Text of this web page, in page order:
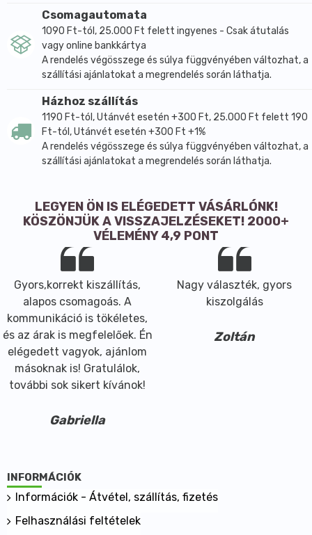
a betegtájékoztatóban fel nem sorolt, bármely
lehetséges mellékhatásra is vonatkozik.
Feltétlenül tájékoztassa kezelőorvosát, ha tünetei
nem enyhülnek, vagy éppen súlyosbodnak!
Tulajdonság, hatás:
Gyógyszernek nem minősülő gyógyhatású
készítmény, melynek hatását népgyógyászati
tapasztalatok igazolják. Népgyógyászati
tapasztalatok szerint már csecsemőkorban
alkalmazható, pl. a hasfájás, bélgázosság tüneteinek
Mi a hatóanyaga?
1 filter hatóanyag tartalma: 0,5 g kamillavirágzat
(Matricaria recutita L., flos), 0,5 g édeskömény termés
(Foeniculum vulgare Mill. subsp. vulgare /Mill./ Thell.,
Mit tartalmaz még a teakeverék?
A teakeverék a gyógynövényeken kívül mást nem
tartalmaz.
Mikor ajánlott a teakeverék fogyasztása?
A teakeverék fogyasztása csecsemők és
kisgyermekek számára is ajánlott szélgörcsök,
puffadás esetén.
– A teakeverék összetevőivel, az Asteraceae
valamint anetollal szembeni egyéni túlérzékenység
esetén.
Csomagautomata
1090 Ft-tól, 25.000 Ft felett ingyenes - Csak átutalás
vagy online bankkártya
A rendelés végösszege és súlya függvényében változhat, a
szállítási ajánlatokat a megrendelés során láthatja.
Házhoz szállítás
1190 Ft-tól, Utánvét esetén +300 Ft, 25.000 Ft felett 190
Ft-tól, Utánvét esetén +300 Ft +1%
A rendelés végösszege és súlya függvényében változhat, a
szállítási ajánlatokat a megrendelés során láthatja.
LEGYEN ÖN IS ELÉGEDETT VÁSÁRLÓNK!
KÖSZÖNJÜK A VISSZAJELZÉSEKET! 2000+
VÉLEMÉNY 4,9 PONT
Gyors,korrekt kiszállítás,
alapos csomagoás. A
kommunikáció is tökéletes,
és az árak is megfelelőek. Én
elégedett vagyok, ajánlom
másoknak is! Gratulálok,
további sok sikert kívánok!
Gabriella
Nagy választék, gyors
kiszolgálás
Zoltán
INFORMÁCIÓK
Információk - Átvétel, szállítás, fizetés
Felhasználási feltételek